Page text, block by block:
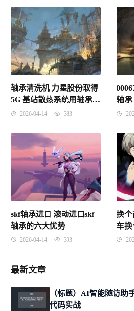
轴承清洗机 力星股份取得
5G 基站散热系统用轴承钢
球自动清洗机专利，提高
2026-04-14 383
轴承
季报
skf轴承进口 滚动进口skf
轴承的六大优势
2026-04-14 393
换个
车换
最新文章
（标题）AI智能随访助
代码实战